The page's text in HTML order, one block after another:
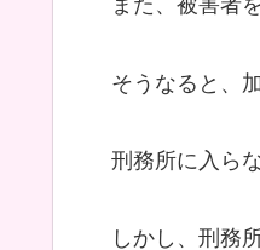
また、被害者
そうなると、
刑務所に入ら
しかし、刑務